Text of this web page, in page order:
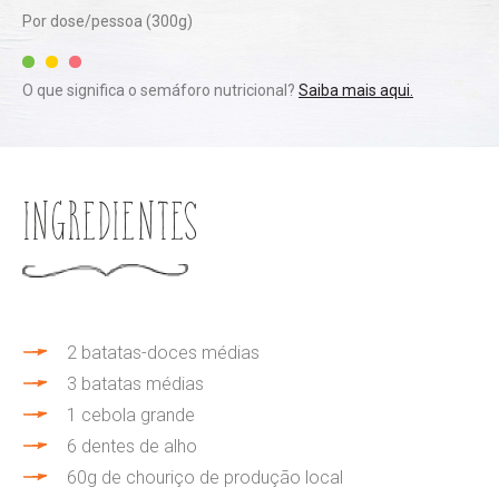
Por dose/pessoa (300g)
O que significa o semáforo nutricional? Saiba mais aqui.
Ingredientes
2 batatas-doces médias
3 batatas médias
1 cebola grande
6 dentes de alho
60g de chouriço de produção local